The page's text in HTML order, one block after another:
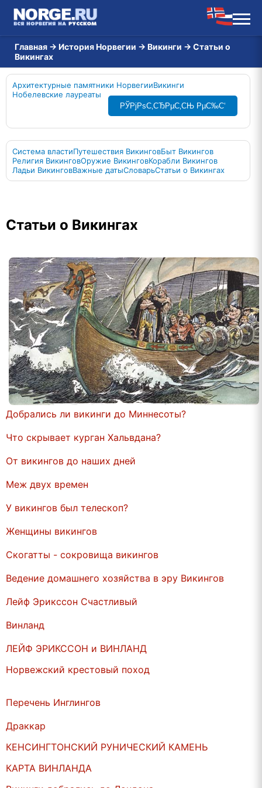
Главная → История Норвегии → Викинги → Статьи о
Викингах
Архитектурные памятники НорвегииВикинги
Нобелевские лауреаты
РЎРјРѕС‚СЂРµС‚СЊ РµС‰С‘
Система властиПутешествия ВикинговБыт Викингов
Религия ВикинговОружие ВикинговКорабли Викингов
Ладьи ВикинговВажные датыСловарьСтатьи о Викингах
Статьи о Викингах
Добрались ли викинги до Миннесоты?
Что скрывает курган Хальвдана?
От викингов до наших дней
Меж двух времен
У викингов был телескоп?
Женщины викингов
Скогатты - сокровища викингов
Ведение домашнего хозяйства в эру Викингов
Лейф Эрикссон Счастливый
Винланд
ЛЕЙФ ЭРИКССОН и ВИНЛАНД
Норвежский крестовый поход
Перечень Инглингов
Драккар
КЕНСИНГТОНСКИЙ РУНИЧЕСКИЙ КАМЕНЬ
КАРТА ВИНЛАНДА